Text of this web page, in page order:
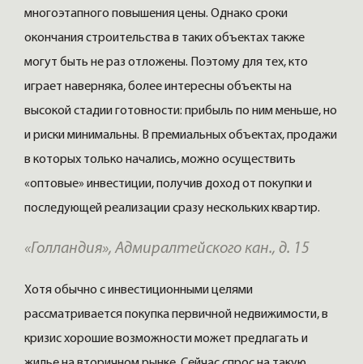
многоэтапного повышения цены. Однако сроки
окончания строительства в таких объектах также
могут быть не раз отложены. Поэтому для тех, кто
играет наверняка, более интересны объекты на
высокой стадии готовности: прибыль по ним меньше, но
и риски минимальны. В премиальных объектах, продажи
в которых только начались, можно осуществить
«оптовые» инвестиции, получив доход от покупки и
последующей реализации сразу нескольких квартир.
«Голландия», Адмиралтейского кан., д. 15
Хотя обычно с инвестиционными целями
рассматривается покупка первичной недвижимости, в
кризис хорошие возможности может предлагать и